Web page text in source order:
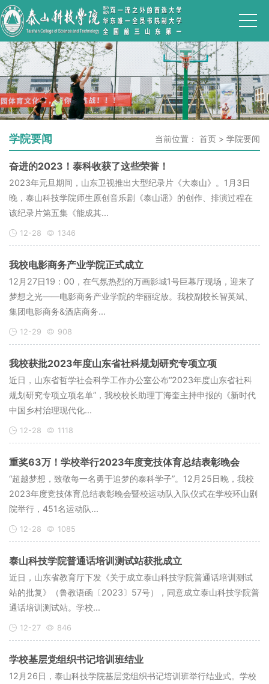
学院要闻 当前位置： 首页 > 学院要闻
奋进的2023！泰科收获了这些荣誉！
2023年元旦期间，山东卫视推出大型纪录片《大泰山》。1月3日
晚，泰山科技学院师生原创音乐剧《泰山谣》的创作、排演过程在
该纪录片第五集《能成其...
12-28 1346
我校电影商务产业学院正式成立
12月27日19：00，在气氛热烈的万画影城1号巨幕厅现场，迎来了
梦想之光——电影商务产业学院的华丽绽放。我校副校长智英斌、
集团电影商务&酒店商务...
12-29 908
我校获批2023年度山东省社科规划研究专项立项
近日，山东省哲学社会科学工作办公室公布“2023年度山东省社科
规划研究专项立项名单”，我校校长助理丁海奎主持申报的《新时代
中国乡村治理现代化...
12-28 1118
重奖63万！学校举行2023年度竞技体育总结表彰晚会
“超越梦想，致敬每一名勇于追梦的泰科学子”。12月25日晚，我校
2023年度竞技体育总结表彰晚会暨校运动队入队仪式在学校环山剧
院举行，451名运动队...
12-28 1085
泰山科技学院普通话培训测试站获批成立
近日，山东省教育厅下发《关于成立泰山科技学院普通话培训测试
站的批复》（鲁教语函〔2023〕57号），同意成立泰山科技学院普
通话培训测试站。学校...
12-27 846
学校基层党组织书记培训班结业
12月26日，泰山科技学院基层党组织书记培训班举行结业式。学校